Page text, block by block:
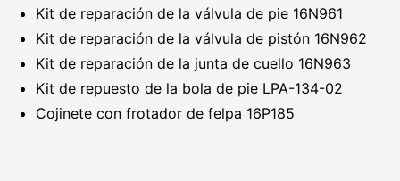
Kit de reparación de la válvula de pie 16N961
Kit de reparación de la válvula de pistón 16N962
Kit de reparación de la junta de cuello 16N963
Kit de repuesto de la bola de pie LPA-134-02
Cojinete con frotador de felpa 16P185